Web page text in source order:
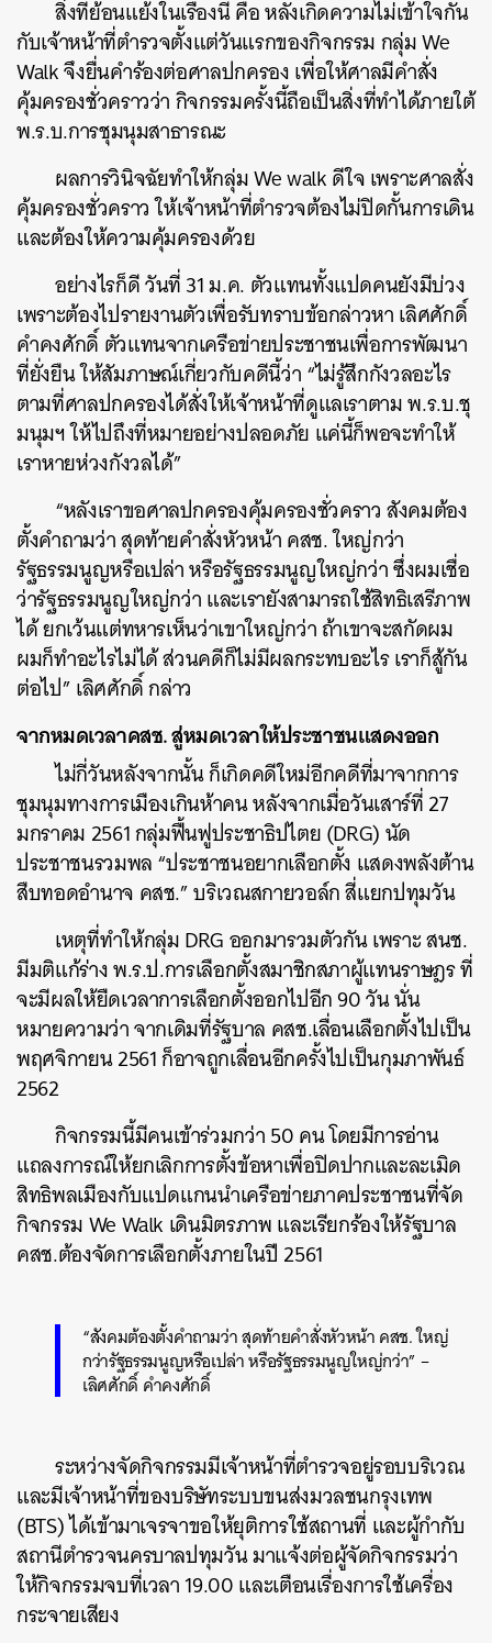
สิ่งที่ย้อนแย้งในเรื่องนี้ คือ หลังเกิดความไม่เข้าใจกัน
กับเจ้าหน้าที่ตำรวจตั้งแต่วันแรกของกิจกรรม กลุ่ม We
Walk จึงยื่นคำร้องต่อศาลปกครอง เพื่อให้ศาลมีคำสั่ง
คุ้มครองชั่วคราวว่า กิจกรรมครั้งนี้ถือเป็นสิ่งที่ทำได้ภายใต้
พ.ร.บ.การชุมนุมสาธารณะ
ผลการวินิจฉัยทำให้กลุ่ม We walk ดีใจ เพราะศาลสั่ง
คุ้มครองชั่วคราว ให้เจ้าหน้าที่ตำรวจต้องไม่ปิดกั้นการเดิน
และต้องให้ความคุ้มครองด้วย
อย่างไรก็ดี วันที่ 31 ม.ค. ตัวแทนทั้งแปดคนยังมีบ่วง
เพราะต้องไปรายงานตัวเพื่อรับทราบข้อกล่าวหา เลิศศักดิ์
คำคงศักดิ์ ตัวแทนจากเครือข่ายประชาชนเพื่อการพัฒนา
ที่ยั่งยืน ให้สัมภาษณ์เกี่ยวกับคดีนี้ว่า “ไม่รู้สึกกังวลอะไร
ตามที่ศาลปกครองได้สั่งให้เจ้าหน้าที่ดูแลเราตาม พ.ร.บ.ชุ
มนุมฯ ให้ไปถึงที่หมายอย่างปลอดภัย แค่นี้ก็พอจะทำให้
เราหายห่วงกังวลได้”
“หลังเราขอศาลปกครองคุ้มครองชั่วคราว สังคมต้อง
ตั้งคำถามว่า สุดท้ายคำสั่งหัวหน้า คสช. ใหญ่กว่า
รัฐธรรมนูญหรือเปล่า หรือรัฐธรรมนูญใหญ่กว่า ซึ่งผมเชื่อ
ว่ารัฐธรรมนูญใหญ่กว่า และเรายังสามารถใช้สิทธิเสรีภาพ
ได้ ยกเว้นแต่ทหารเห็นว่าเขาใหญ่กว่า ถ้าเขาจะสกัดผม
ผมก็ทำอะไรไม่ได้ ส่วนคดีก็ไม่มีผลกระทบอะไร เราก็สู้กัน
ต่อไป” เลิศศักดิ์ กล่าว
จากหมดเวลาคสช.สู่หมดเวลาให้ประชาชนแสดงออก
ไม่กี่วันหลังจากนั้น ก็เกิดคดีใหม่อีกคดีที่มาจากการ
ชุมนุมทางการเมืองเกินห้าคน หลังจากเมื่อวันเสาร์ที่ 27
มกราคม 2561 กลุ่มฟื้นฟูประชาธิปไตย (DRG) นัด
ประชาชนรวมพล “ประชาชนอยากเลือกตั้ง แสดงพลังต้าน
สืบทอดอำนาจ คสช.” บริเวณสกายวอล์ก สี่แยกปทุมวัน
เหตุที่ทำให้กลุ่ม DRG ออกมารวมตัวกัน เพราะ สนช.
มีมติแก้ร่าง พ.ร.ป.การเลือกตั้งสมาชิกสภาผู้แทนราษฎร ที่
จะมีผลให้ยืดเวลาการเลือกตั้งออกไปอีก 90 วัน นั่น
หมายความว่า จากเดิมที่รัฐบาล คสช.เลื่อนเลือกตั้งไปเป็น
พฤศจิกายน 2561 ก็อาจถูกเลื่อนอีกครั้งไปเป็นกุมภาพันธ์
2562
กิจกรรมนี้มีคนเข้าร่วมกว่า 50 คน โดยมีการอ่าน
แถลงการณ์ให้ยกเลิกการตั้งข้อหาเพื่อปิดปากและละเมิด
สิทธิพลเมืองกับแปดแกนนำเครือข่ายภาคประชาชนที่จัด
กิจกรรม We Walk เดินมิตรภาพ และเรียกร้องให้รัฐบาล
คสช.ต้องจัดการเลือกตั้งภายในปี 2561
“สังคมต้องตั้งคำถามว่า สุดท้ายคำสั่งหัวหน้า คสช. ใหญ่
กว่ารัฐธรรมนูญหรือเปล่า หรือรัฐธรรมนูญใหญ่กว่า” –
เลิศศักดิ์ คำคงศักดิ์
ระหว่างจัดกิจกรรมมีเจ้าหน้าที่ตำรวจอยู่รอบบริเวณ
และมีเจ้าหน้าที่ของบริษัทระบบขนส่งมวลชนกรุงเทพ
(BTS) ได้เข้ามาเจรจาขอให้ยุติการใช้สถานที่ และผู้กำกับ
สถานีตำรวจนครบาลปทุมวัน มาแจ้งต่อผู้จัดกิจกรรมว่า
ให้กิจกรรมจบที่เวลา 19.00 และเตือนเรื่องการใช้เครื่อง
กระจายเสียง